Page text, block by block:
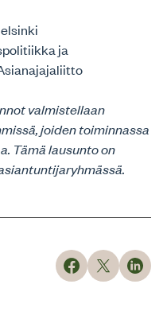
ja
valmistellaan
joiden toiminnassa
Tämä lausunto on